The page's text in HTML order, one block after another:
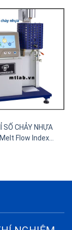
SỐ CHẢY NHỰA
Flow Index